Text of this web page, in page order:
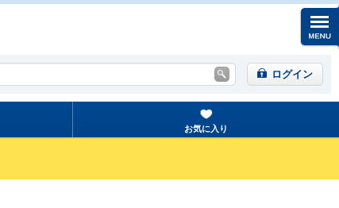
ログイン
お気に入り